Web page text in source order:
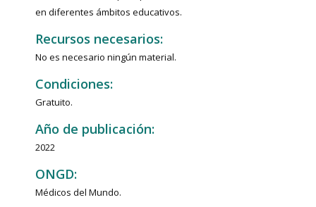
en diferentes ámbitos educativos.
Recursos necesarios:
No es necesario ningún material.
Condiciones:
Gratuito.
Año de publicación:
2022
ONGD:
Médicos del Mundo.